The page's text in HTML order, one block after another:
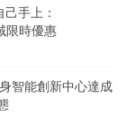
手上：
限時優惠
智能創新中心達成